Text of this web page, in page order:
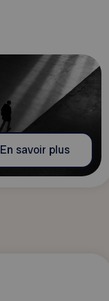
En savoir plus